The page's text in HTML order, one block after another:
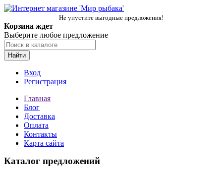
Не упустите выгодные предложения!
Корзина ждет
Выберите любое предложение
Найти
Вход
Регистрация
Главная
Блог
Доставка
Оплата
Контакты
Карта сайта
Каталог предложений